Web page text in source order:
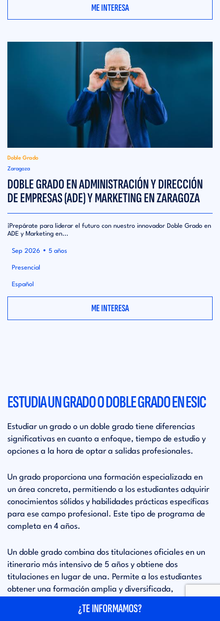
ME INTERESA
Doble Grado
Zaragoza
DOBLE GRADO EN ADMINISTRACIÓN Y DIRECCIÓN
DE EMPRESAS (ADE) Y MARKETING EN ZARAGOZA
¡Prepárate para liderar el futuro con nuestro innovador Doble Grado en
ADE y Marketing en...
Sep 2026 • 5 años
Presencial
Español
ME INTERESA
ESTUDIA UN GRADO O DOBLE GRADO EN ESIC
Estudiar un grado o un doble grado tiene diferencias
significativas en cuanto a enfoque, tiempo de estudio y
opciones a la hora de optar a salidas profesionales.
Un grado proporciona una formación especializada en
un área concreta, permitiendo a los estudiantes adquirir
conocimientos sólidos y habilidades prácticas específicas
para ese campo profesional. Este tipo de programa de
completa en 4 años.
Un doble grado combina dos titulaciones oficiales en un
itinerario más intensivo de 5 años y obtiene dos
titulaciones en lugar de una. Permite a los estudiantes
obtener una formación amplia y diversificada,
laboral. Está diseñado con itinerarios integrados
¿TE INFORMAMOS?